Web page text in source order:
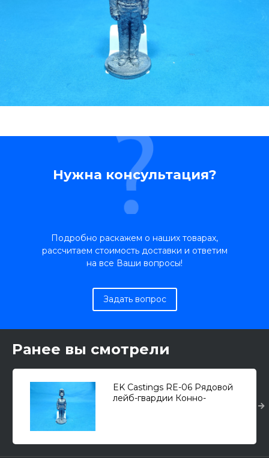
Нужна консультация?
Подробно раскажем о наших товарах,
рассчитаем стоимость доставки и ответим
на все Ваши вопросы!
Задать вопрос
Ранее вы смотрели
EK Castings RE-06 Рядовой
лейб-гвардии Конно-